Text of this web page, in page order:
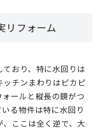
リフォーム
おり、特に水回りは
チンまわりはピカピ
ールと縦長の鏡がつ
る物件は特に水回り
ここは全く逆で、大